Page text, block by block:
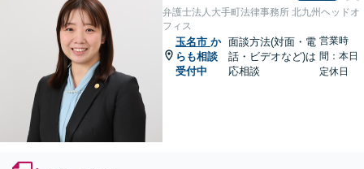
弁護士法人大手町法律事務所 北九州ヘッドオ
フィス
玉名市 か
らも相談
受付中
面談方法(対面・電
話・ビデオなど)は
応相談
営業時
間：本日
定休日